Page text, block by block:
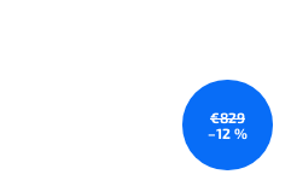
€829
–12 %